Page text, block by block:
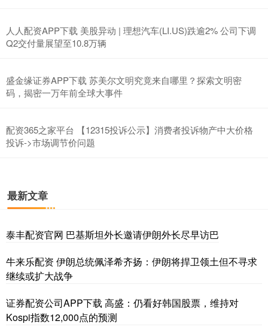
人人配资APP下载 美股异动 | 理想汽车(LI.US)跌逾2% 公司下调
Q2交付量展望至10.8万辆
盛金缘证券APP下载 苏美尔文明究竟来自哪里？探索文明密
码，揭密一万年前全球大事件
配资365之家平台 【12315投诉公示】消费者投诉物产中大价格
投诉->市场调节价问题
最新文章
泰丰配资官网 巴基斯坦外长邀请伊朗外长尽早访巴
牛来乐配资 伊朗总统佩泽希齐扬：伊朗将捍卫领土但不寻求
继续或扩大战争
证券配资公司APP下载 高盛：仍看好韩国股票，维持对
Kospi指数12,000点的预测